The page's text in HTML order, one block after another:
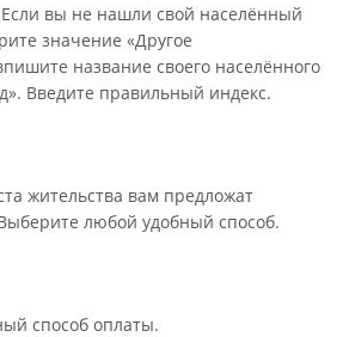
Если вы не нашли свой населённый
значение «Другое
название своего населённого
Введите правильный индекс.
жительства вам предложат
любой удобный способ.
способ оплаты.